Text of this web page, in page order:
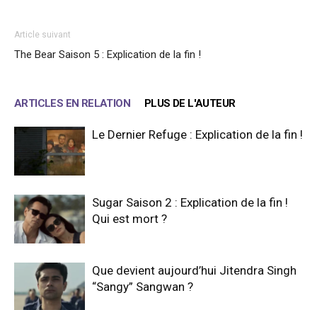
Article suivant
The Bear Saison 5 : Explication de la fin !
ARTICLES EN RELATION PLUS DE L'AUTEUR
Le Dernier Refuge : Explication de la fin !
Sugar Saison 2 : Explication de la fin !
Qui est mort ?
Que devient aujourd’hui Jitendra Singh
“Sangy” Sangwan ?